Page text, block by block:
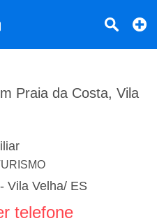
Praia da Costa, Vila
Vila Velha/ ES
telefone